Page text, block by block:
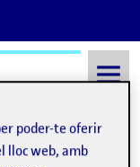
poder-te oferir
lloc web, amb